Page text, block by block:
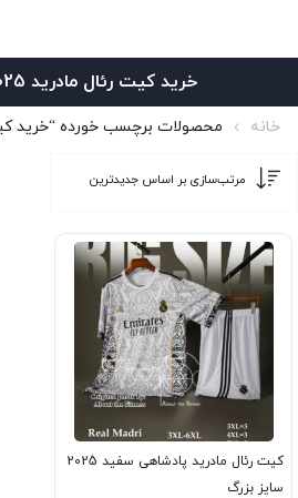
خرید کیت رئال مادرید 2025 سایز بزرگ
خانه محصولات برچسب خورده “خرید کیت رئال
کیت رئال مادرید پادشاهی سفید 2025
سایز بزرگ